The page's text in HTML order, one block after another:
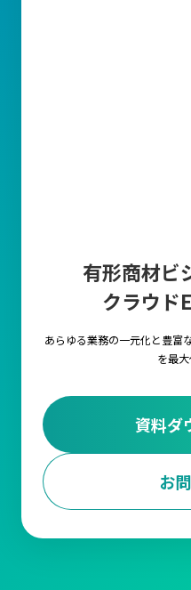
有形商材ビ
クラウド
あらゆる業務の一元化と豊富
を最大
資料ダ
お